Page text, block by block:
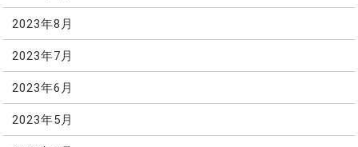
2023年8月
2023年7月
2023年6月
2023年5月